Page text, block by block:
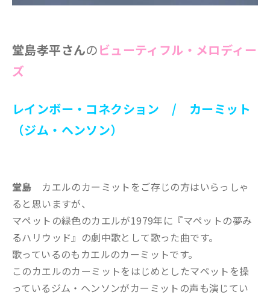
堂島孝平さんのビューティフル・メロディー
ズ
レインボー・コネクション / カーミット
（ジム・ヘンソン）
堂島 カエルのカーミットをご存じの方はいらっしゃ
ると思いますが、
マペットの緑色のカエルが1979年に『マペットの夢み
るハリウッド』の劇中歌として歌った曲です。
歌っているのもカエルのカーミットです。
このカエルのカーミットをはじめとしたマペットを操
っているジム・ヘンソンがカーミットの声も演じてい